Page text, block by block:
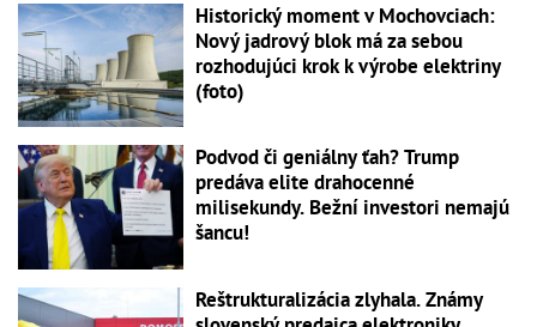
Historický moment v Mochovciach:
Nový jadrový blok má za sebou
rozhodujúci krok k výrobe elektriny
(foto)
Podvod či geniálny ťah? Trump
predáva elite drahocenné
milisekundy. Bežní investori nemajú
šancu!
Reštrukturalizácia zlyhala. Známy